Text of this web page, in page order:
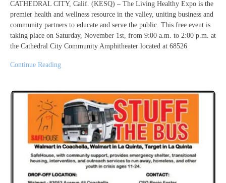
CATHEDRAL CITY, Calif. (KESQ) – The Living Healthy Expo is the
premier health and wellness resource in the valley, uniting business and
community partners to educate and serve the public. This free event is
taking place on Saturday, November 1st, from 9:00 a.m. to 2:00 p.m. at
the Cathedral City Community Amphitheater located at 68526
Continue Reading